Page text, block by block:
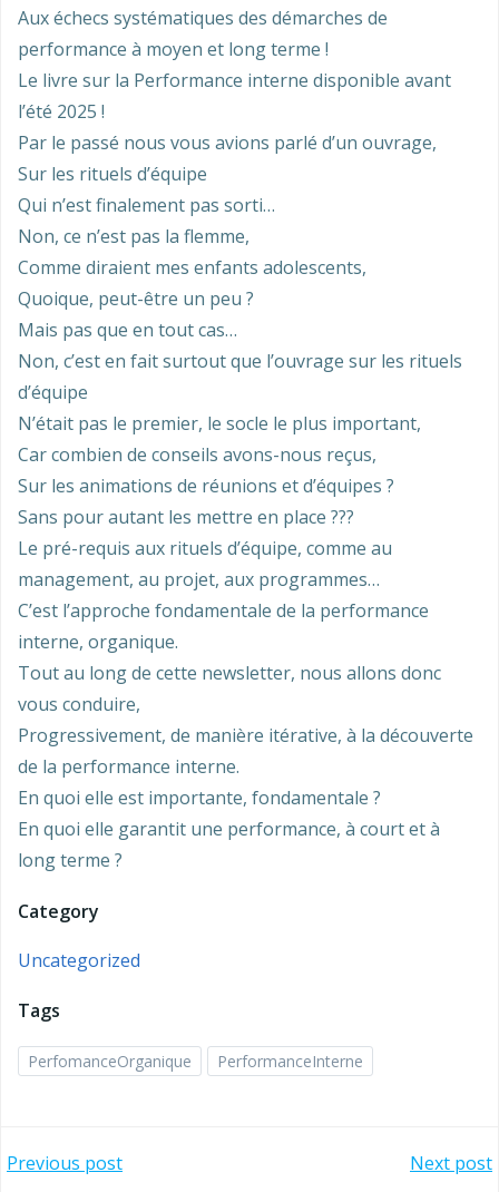
Aux échecs systématiques des démarches de
performance à moyen et long terme !
Le livre sur la Performance interne disponible avant
l’été 2025 !
Par le passé nous vous avions parlé d’un ouvrage,
Sur les rituels d’équipe
Qui n’est finalement pas sorti…
Non, ce n’est pas la flemme,
Comme diraient mes enfants adolescents,
Quoique, peut-être un peu ?
Mais pas que en tout cas…
Non, c’est en fait surtout que l’ouvrage sur les rituels
d’équipe
N’était pas le premier, le socle le plus important,
Car combien de conseils avons-nous reçus,
Sur les animations de réunions et d’équipes ?
Sans pour autant les mettre en place ???
Le pré-requis aux rituels d’équipe, comme au
management, au projet, aux programmes…
C’est l’approche fondamentale de la performance
interne, organique.
Tout au long de cette newsletter, nous allons donc
vous conduire,
Progressivement, de manière itérative, à la découverte
de la performance interne.
En quoi elle est importante, fondamentale ?
En quoi elle garantit une performance, à court et à
long terme ?
Category
Uncategorized
Tags
PerfomanceOrganique PerformanceInterne
Navigation
Previous post Navigation
Next post